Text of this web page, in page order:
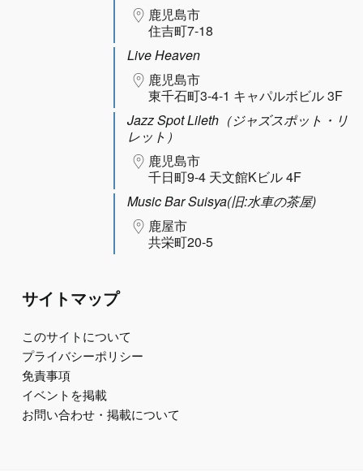
鹿児島市
住吉町7-18
Live Heaven
鹿児島市
東千石町3-4-1 キャパルボビル 3F
Jazz Spot Lileth（ジャズスポット・リ
レット）
鹿児島市
千日町9-4 天文館Kビル 4F
Music Bar Suisya(旧:水車の茶屋)
鹿屋市
共栄町20-5
サイトマップ
このサイトについて
プライバシーポリシー
免責事項
イベントを掲載
お問い合わせ・掲載について